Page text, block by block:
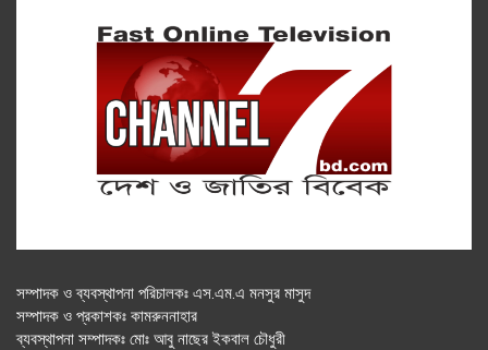
সম্পাদক ও ব্যবস্থাপনা পরিচালকঃ এস.এম.এ মনসুর মাসুদ
সম্পাদক ও প্রকাশকঃ কামরুননাহার
ব্যবস্থাপনা সম্পাদকঃ মোঃ আবু নাছের ইকবাল চৌধুরী